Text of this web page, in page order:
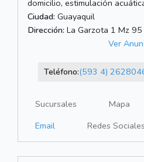
domicilio, estimulación
Ciudad: Guayaquil
Dirección: La Garzota 1 Mz
Ver
Teléfono:(593 4)
Sucursales Mapa
Email
Redes Sociales